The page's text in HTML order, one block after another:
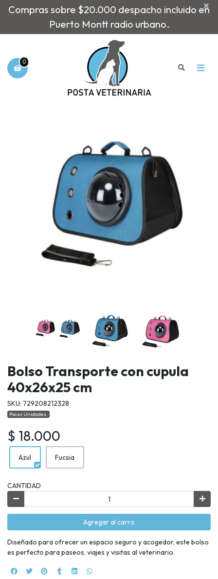
Compras sobre $20.000 despacho incluido en
Puerto Montt radio urbano.
×
0
Bolso Transporte con cupula
40x26x25 cm
SKU: 729208212328
Pocas Unidades.
$ 18.000
Azul Fucsia
CANTIDAD
Agregar al carro
Diseñado para ofrecer un espacio seguro y acogedor, este bolso
es perfecto para paseos, viajes y visitas al veterinario.